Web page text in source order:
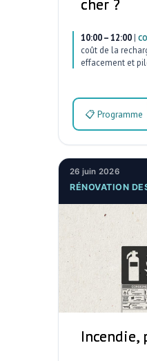
cher ?
10:00 – 12:00 |
coût de la
effacement et
📋 Programme
26 juin 2026
RÉNOVATION
Incendie,